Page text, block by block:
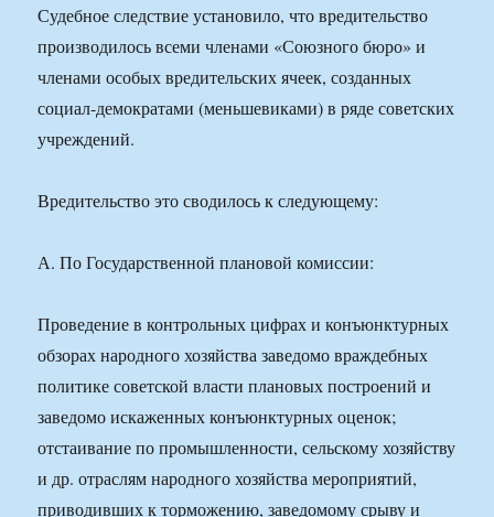
Судебное следствие установило, что вредительство
производилось всеми членами «Союзного бюро» и
членами особых вредительских ячеек, созданных
социал-демократами (меньшевиками) в ряде советских
учреждений.
Вредительство это сводилось к следующему:
А. По Государственной плановой комиссии:
Проведение в контрольных цифрах и конъюнктурных
обзорах народного хозяйства заведомо враждебных
политике советской власти плановых построений и
заведомо искаженных конъюнктурных оценок;
отстаивание по промышленности, сельскому хозяйству
и др. отраслям народного хозяйства мероприятий,
приводивших к торможению, заведомому срыву и